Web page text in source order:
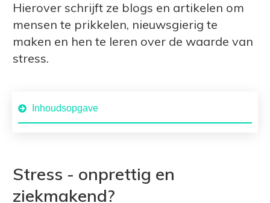
Hierover schrijft ze blogs en artikelen om
mensen te prikkelen, nieuwsgierig te
maken en hen te leren over de waarde van
stress.
Inhoudsopgave
Stress - onprettig en
ziekmakend?